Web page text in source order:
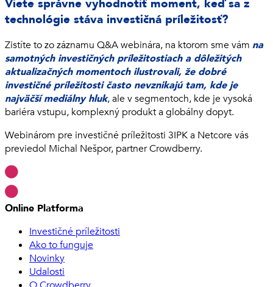
Viete správne vyhodnotiť moment, keď sa z
technológie stáva investičná príležitosť?
Zistíte to zo záznamu Q&A webinára, na ktorom sme vám na
samotných investičných príležitostiach a dôležitých
aktualizačných momentoch ilustrovali, že dobré
investičné príležitosti často nevznikajú tam, kde je
najväčší mediálny hluk, ale v segmentoch, kde je vysoká
bariéra vstupu, komplexný produkt a globálny dopyt.
Webinárom pre investičné príležitosti 3IPK a Netcore vás
previedol Michal Nešpor, partner Crowdberry.
Online Platforma
Investičné príležitosti
Ako to funguje
Novinky
Udalosti